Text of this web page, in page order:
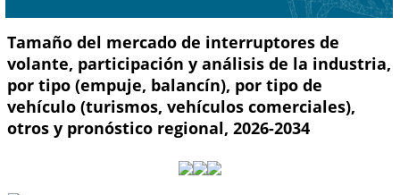
Tamaño del mercado de interruptores de
volante, participación y análisis de la industria,
por tipo (empuje, balancín), por tipo de
vehículo (turismos, vehículos comerciales),
otros y pronóstico regional, 2026-2034